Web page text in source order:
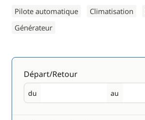
Pilote automatique Climatisation
Générateur
Départ/Retour
du
Départ au
Retour